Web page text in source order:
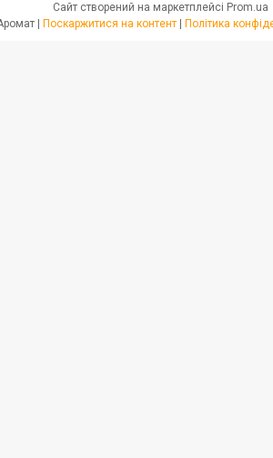
Сайт створений на маркетплейсі Prom.ua
Поскаржитися на контент Політика